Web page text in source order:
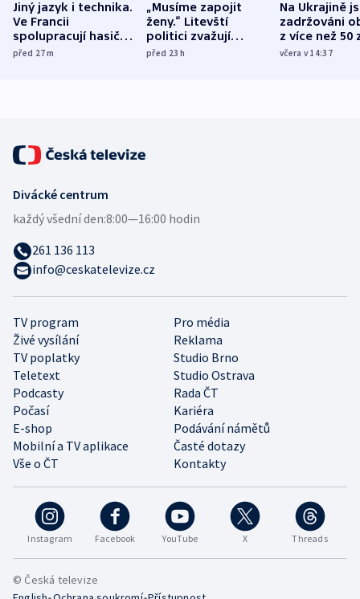
Jiný jazyk i technika.
Ve Francii
spolupracují hasiči z
různých zemí
před 27m
„Musíme zapojit
ženy.“ Litevští
politici zvažují
dohodu o
před 23h
Na Ukrajině
zadržováni
z více než 50
Bojovali na
včera v 14:37
Instagram Facebook YouTube X Threads
TV program
Pro média
Živé vysílání
Reklama
TV poplatky
Studio Brno
Teletext
Studio Ostrava
Podcasty
Rada ČT
Počasí
Kariéra
E-shop
Podávání námětů
Mobilní a TV aplikace
Časté dotazy
Vše o ČT
Kontakty
Divácké centrum
každý všední den:8:00—16:00 hodin
261 136 113
info@ceskatelevize.cz
© Česká televize